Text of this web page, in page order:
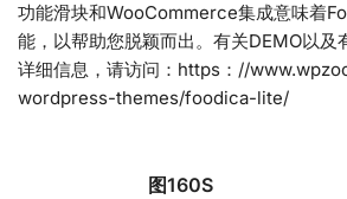
功能滑块和WooCommerce集成意味着
能，以帮助您脱颖而出。有关DEMO以及
详细信息，请访问：https：//
wordpress-themes/foodica-lite/
图160S